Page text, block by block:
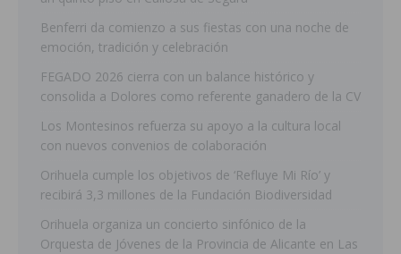
Benferri da comienzo a sus fiestas con una noche de
emoción, tradición y celebración
FEGADO 2026 cierra con un balance histórico y
consolida a Dolores como referente ganadero de la CV
Los Montesinos refuerza su apoyo a la cultura local
con nuevos convenios de colaboración
Orihuela cumple los objetivos de ‘Refluye Mi Río’ y
recibirá 3,3 millones de la Fundación Biodiversidad
Orihuela organiza un concierto sinfónico de la
Orquesta de Jóvenes de la Provincia de Alicante en Las